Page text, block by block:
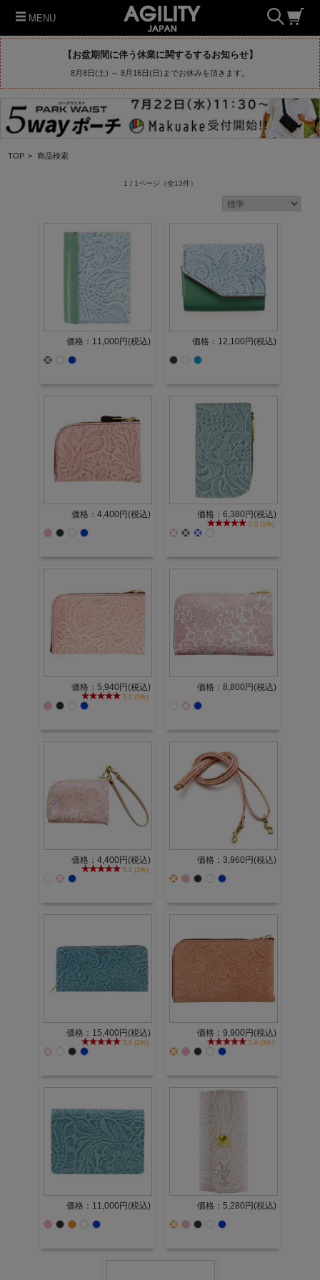
MENU
【お盆期間に伴う休業に関するするお知らせ】
8月8日(土) ～ 8月16日(日)までお休みを頂きます。
TOP > 商品検索
1 / 1ページ （全13件）
価格：11,000円(税込) 価格：12,100円(税込)
価格：4,400円(税込) 価格：6,380円(税込)
5.0 (1件)
価格：5,940円(税込)
5.0 (1件)
価格：8,800円(税込)
価格：4,400円(税込)
5.0 (1件)
価格：3,960円(税込)
価格：15,400円(税込)
5.0 (2件)
価格：9,900円(税込)
5.0 (3件)
価格：11,000円(税込) 価格：5,280円(税込)